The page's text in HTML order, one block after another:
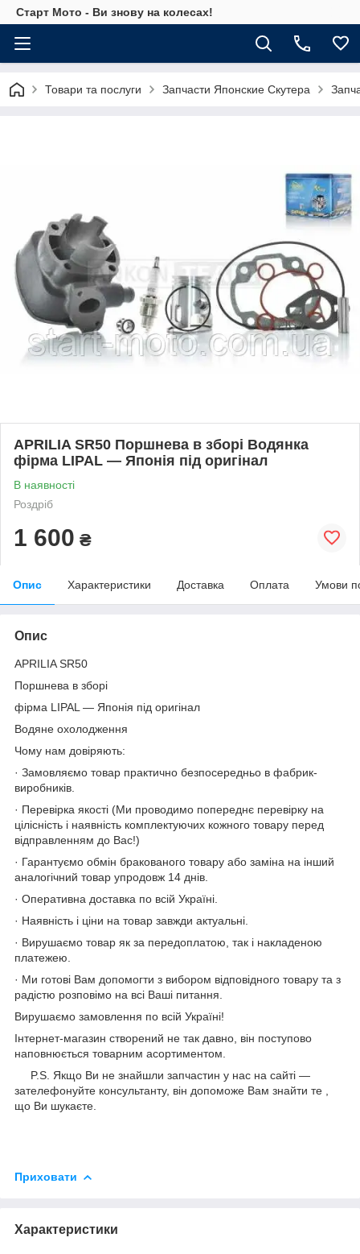
Старт Мото - Ви знову на колесах!
Товари та послуги Запчасти Японские Скутера
APRILIA SR50 Поршнева в зборі Водянка
фірма LIPAL — Японія під оригінал
В наявності
Роздріб
1 600 ₴
Опис Характеристики Доставка Оплата Умови
Опис
APRILIA SR50
Поршнева в зборі
фірма LIPAL — Японія під оригінал
Водяне охолодження
Чому нам довіряють:
· Замовляємо товар практично безпосередньо в фабрик-
виробників.
· Перевірка якості (Ми проводимо попереднє перевірку на
цілісність і наявність комплектуючих кожного товару перед
відправленням до Вас!)
· Гарантуємо обмін бракованого товару або заміна на інший
аналогічний товар упродовж 14 днів.
· Оперативна доставка по всій Україні.
· Наявність і ціни на товар завжди актуальні.
· Вирушаємо товар як за передоплатою, так і накладеною
платежею.
· Ми готові Вам допомогти з вибором відповідного товару та з
радістю розповімо на всі Ваші питання.
Вирушаємо замовлення по всій Україні!
Інтернет-магазин створений не так давно, він поступово
наповнюється товарним асортиментом.
P.S. Якщо Ви не знайшли запчастин у нас на сайті —
зателефонуйте консультанту, він допоможе Вам знайти те ,
що Ви шукаєте.
Приховати
Характеристики